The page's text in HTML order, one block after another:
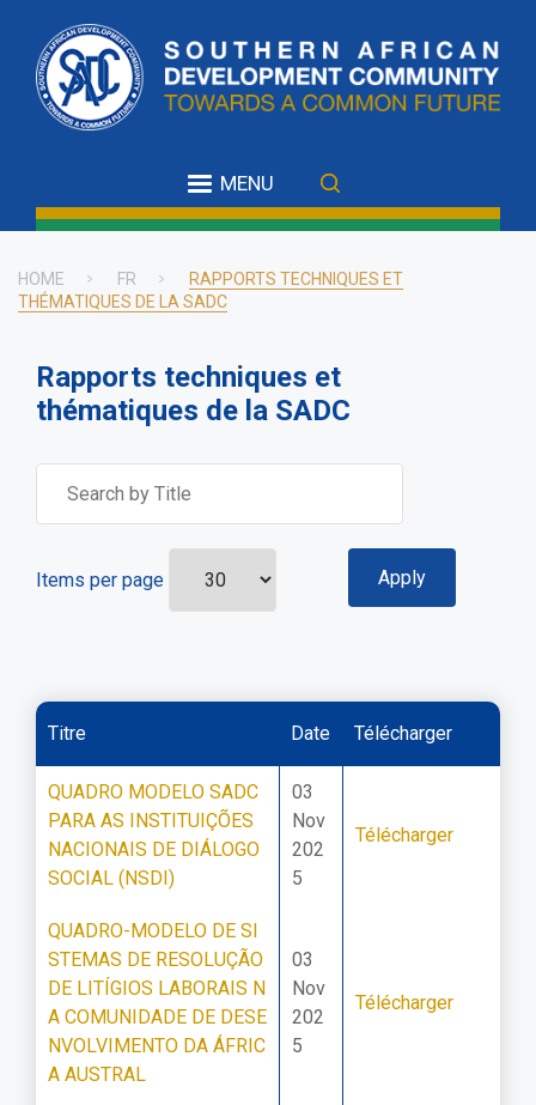
main
content
MENU
Breadcrumb
HOME FR
RAPPORTS TECHNIQUES ET
THÉMATIQUES DE LA SADC
Rapports techniques et
thématiques de la SADC
Items per page
Titre Date Télécharger
QUADRO MODELO SADC
PARA AS INSTITUIÇÕES
NACIONAIS DE DIÁLOGO
SOCIAL (NSDI)
03
Nov
202
5
Télécharger
QUADRO-MODELO DE SI
STEMAS DE RESOLUÇÃO
DE LITÍGIOS LABORAIS N
A COMUNIDADE DE DESE
NVOLVIMENTO DA ÁFRIC
A AUSTRAL
03
Nov
202
5
Télécharger